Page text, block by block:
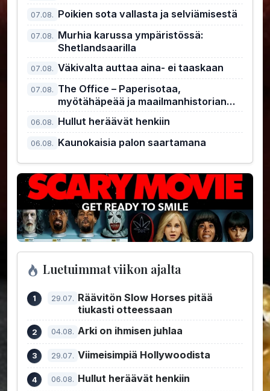
07.08. Poikien sota vallasta ja selviämisestä
07.08. Murhia karussa ympäristössä:
Shetlandsaarilla
07.08. Väkivalta auttaa aina- ei taaskaan
07.08. The Office – Paperisotaa,
myötähäpeää ja maailmanhistorian
kiusallisin pomo
06.08. Hullut heräävät henkiin
06.08. Kaunokaisia palon saartamana
Luetuimmat viikon ajalta
29.07. Räävitön Slow Horses pitää
tiukasti otteessaan
04.08. Arki on ihmisen juhlaa
29.07. Viimeisimpiä Hollywoodista
06.08. Hullut heräävät henkiin